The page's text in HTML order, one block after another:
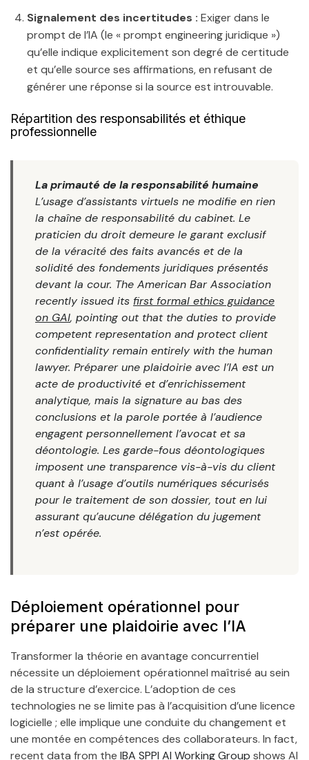
Signalement des incertitudes : Exiger dans le
prompt de l’IA (le « prompt engineering juridique »)
qu’elle indique explicitement son degré de certitude
et qu’elle source ses affirmations, en refusant de
générer une réponse si la source est introuvable.
Répartition des responsabilités et éthique
professionnelle
La primauté de la responsabilité humaine
L’usage d’assistants virtuels ne modifie en rien
la chaîne de responsabilité du cabinet. Le
praticien du droit demeure le garant exclusif
de la véracité des faits avancés et de la
solidité des fondements juridiques présentés
devant la cour. The American Bar Association
recently issued its first formal ethics guidance
on GAI, pointing out that the duties to provide
competent representation and protect client
confidentiality remain entirely with the human
lawyer. Préparer une plaidoirie avec l’IA est un
acte de productivité et d’enrichissement
analytique, mais la signature au bas des
conclusions et la parole portée à l’audience
engagent personnellement l’avocat et sa
déontologie. Les garde-fous déontologiques
imposent une transparence vis-à-vis du client
quant à l’usage d’outils numériques sécurisés
pour le traitement de son dossier, tout en lui
assurant qu’aucune délégation du jugement
n’est opérée.
Déploiement opérationnel pour
préparer une plaidoirie avec l’IA
Transformer la théorie en avantage concurrentiel
nécessite un déploiement opérationnel maîtrisé au sein
de la structure d’exercice. L’adoption de ces
technologies ne se limite pas à l’acquisition d’une licence
logicielle ; elle implique une conduite du changement et
une montée en compétences des collaborateurs. In fact,
recent data from the IBA SPPI AI Working Group shows AI